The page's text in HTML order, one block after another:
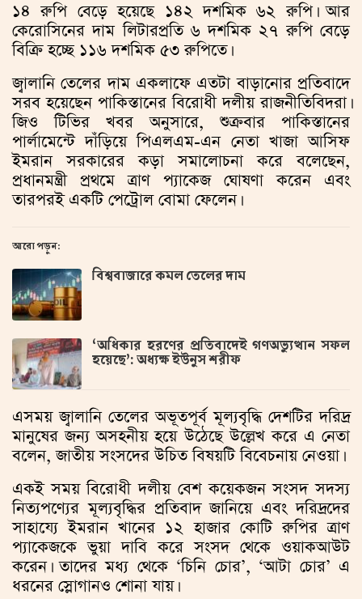
১৪ রুপি বেড়ে হয়েছে ১৪২ দশমিক ৬২ রুপি। আর
কেরোসিনের দাম লিটারপ্রতি ৬ দশমিক ২৭ রুপি বেড়ে
বিক্রি হচ্ছে ১১৬ দশমিক ৫৩ রুপিতে।
জ্বালানি তেলের দাম একলাফে এতটা বাড়ানোর প্রতিবাদে
সরব হয়েছেন পাকিস্তানের বিরোধী দলীয় রাজনীতিবিদরা।
জিও টিভির খবর অনুসারে, শুক্রবার পাকিস্তানের
পার্লামেন্টে দাঁড়িয়ে পিএলএম-এন নেতা খাজা আসিফ
ইমরান সরকারের কড়া সমালোচনা করে বলেছেন,
প্রধানমন্ত্রী প্রথমে ত্রাণ প্যাকেজ ঘোষণা করেন এবং
তারপরই একটি পেট্রোল বোমা ফেলেন।
আরো পড়ুন:
বিশ্ববাজারে কমল তেলের দাম
‘অধিকার হরণের প্রতিবাদেই গণঅভ্যুত্থান সফল
হয়েছে’: অধ্যক্ষ ইউনুস শরীফ
এসময় জ্বালানি তেলের অভূতপূর্ব মূল্যবৃদ্ধি দেশটির দরিদ্র
মানুষের জন্য অসহনীয় হয়ে উঠেছে উল্লেখ করে এ নেতা
বলেন, জাতীয় সংসদের উচিত বিষয়টি বিবেচনায় নেওয়া।
একই সময় বিরোধী দলীয় বেশ কয়েকজন সংসদ সদস্য
নিত্যপণ্যের মূল্যবৃদ্ধির প্রতিবাদ জানিয়ে এবং দরিদ্রদের
সাহায্যে ইমরান খানের ১২ হাজার কোটি রুপির ত্রাণ
প্যাকেজকে ভুয়া দাবি করে সংসদ থেকে ওয়াকআউট
করেন। তাদের মধ্য থেকে ‘চিনি চোর’, ‘আটা চোর’ এ
ধরনের স্লোগানও শোনা যায়।